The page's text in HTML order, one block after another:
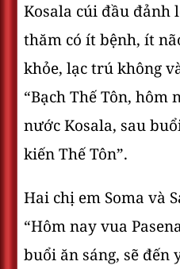
Kosala cúi đầu đảnh
thăm có ít bệnh, ít
khỏe, lạc trú không
“Bạch Thế Tôn, hôm
nước Kosala, sau
kiến Thế Tôn”.
Hai chị em Soma và
“Hôm nay vua
buổi ăn sáng, sẽ đến